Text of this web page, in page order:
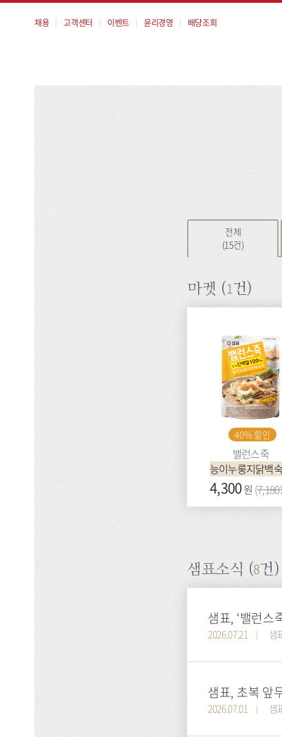
뉴
채용 고객센터 이벤트 윤리경영 배당조회
전체
(15건)
마켓 (1건)
40% 할인
밸런스죽
능이누룽지닭백
가
격:
4,300원 (이
전
샘표소식 (8건)
샘표, ‘밸런스
2026.07.21 샘
샘표, 초복 앞
2026.07.01 샘